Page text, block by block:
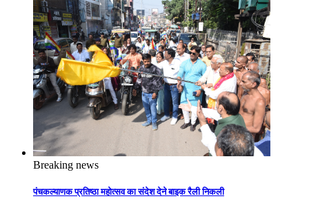
Breaking news
पंचकल्याणक प्रतिष्ठा महोत्सव का संदेश देने बाइक रैली निकली